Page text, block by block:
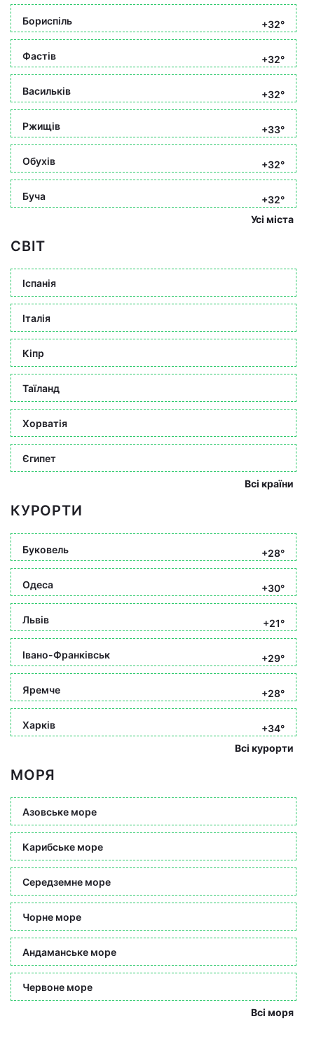
Бориспіль +32°
Фастів +32°
Васильків +32°
Ржищів +33°
Обухів +32°
Буча
+32°
Усі міста
СВІТ
Іспанія
Італія
Кіпр
Таїланд
Хорватія
Єгипет
Всі країни
КУРОРТИ
Буковель +28°
Одеса +30°
Львів +21°
Івано-Франківськ +29°
Яремче +28°
Харків
+34°
Всі курорти
МОРЯ
Азовське море
Карибське море
Середземне море
Чорне море
Андаманське море
Червоне море
Всі моря